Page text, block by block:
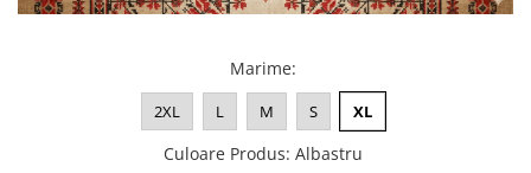
Marime:
2XL L M S XL
Culoare Produs: Albastru